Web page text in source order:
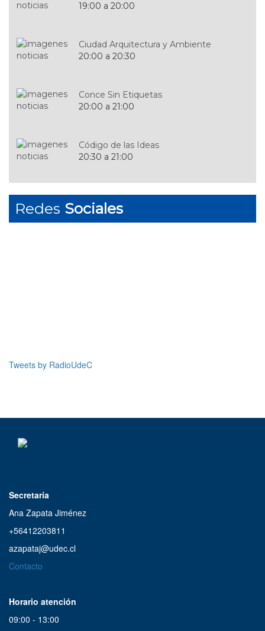
19:00 a 20:00
Ciudad Arquitectura y Ambiente
20:00 a 20:30
Conce Sin Etiquetas
20:00 a 21:00
Código de las Ideas
20:30 a 21:00
Concierto Nocturno
21:30 a 23:59
Redes Sociales
Tweets by RadioUdeC
Secretaría
Ana Zapata Jiménez
+56412203811
azapataj@udec.cl
Contacto
Horario atención
09:00 - 13:00